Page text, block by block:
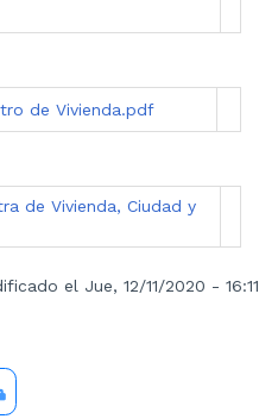
de Vivienda.pdf
de Vivienda, Ciudad y
el Jue, 12/11/2020 - 16:11